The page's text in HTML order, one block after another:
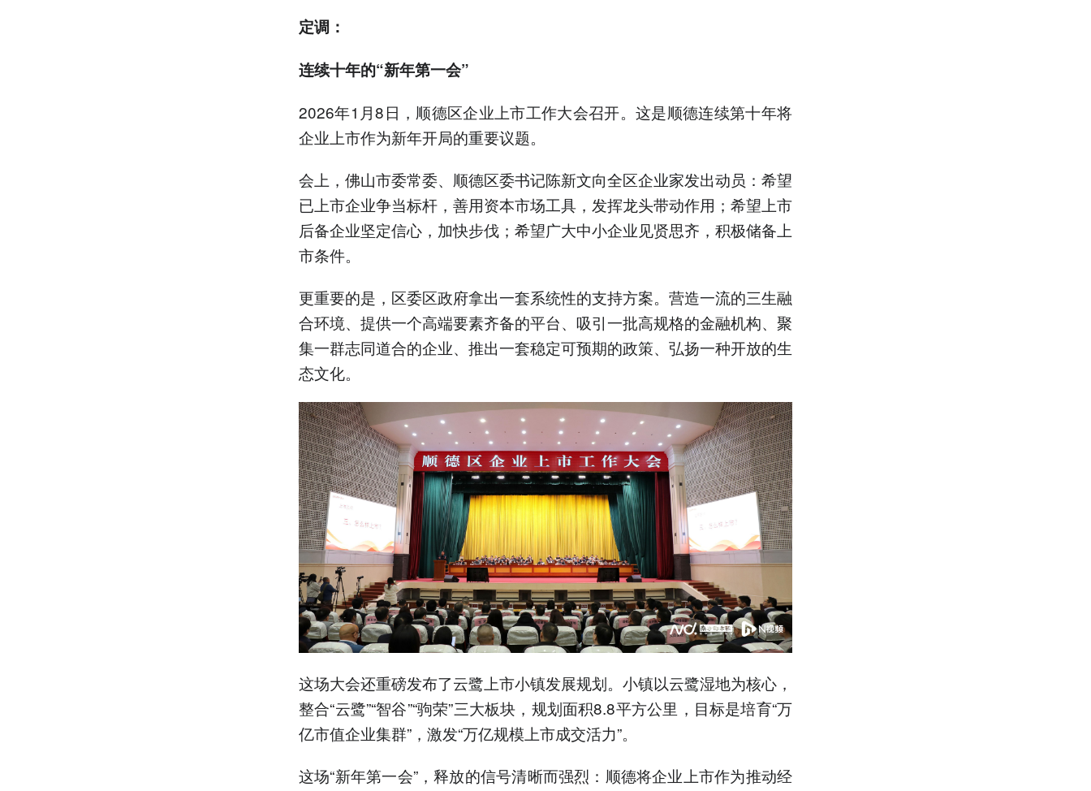
定调：
连续十年的“新年第一会”
2026年1月8日，顺德区企业上市工作大会召开。这是顺德连续第十年将
企业上市作为新年开局的重要议题。
会上，佛山市委常委、顺德区委书记陈新文向全区企业家发出动员：希望
已上市企业争当标杆，善用资本市场工具，发挥龙头带动作用；希望上市
后备企业坚定信心，加快步伐；希望广大中小企业见贤思齐，积极储备上
市条件。
更重要的是，区委区政府拿出一套系统性的支持方案。营造一流的三生融
合环境、提供一个高端要素齐备的平台、吸引一批高规格的金融机构、聚
集一群志同道合的企业、推出一套稳定可预期的政策、弘扬一种开放的生
态文化。
这场大会还重磅发布了云鹭上市小镇发展规划。小镇以云鹭湿地为核心，
整合“云鹭”“智谷”“驹荣”三大板块，规划面积8.8平方公里，目标是培育“万
亿市值企业集群”，激发“万亿规模上市成交活力”。
这场“新年第一会”，释放的信号清晰而强烈：顺德将企业上市作为推动经